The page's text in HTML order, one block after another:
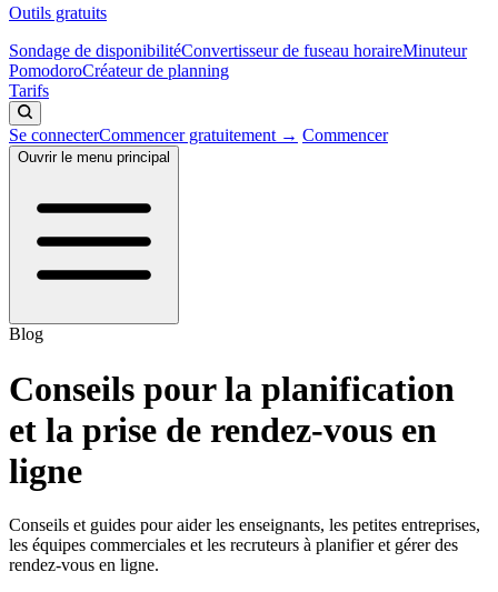
Outils gratuits
Sondage de disponibilitéConvertisseur de fuseau horaireMinuteur
PomodoroCréateur de planning
Tarifs
Se connecterCommencer gratuitement → Commencer
Ouvrir le menu principal
Blog
Conseils pour la planification
et la prise de rendez-vous en
ligne
Conseils et guides pour aider les enseignants, les petites entreprises,
les équipes commerciales et les recruteurs à planifier et gérer des
rendez-vous en ligne.